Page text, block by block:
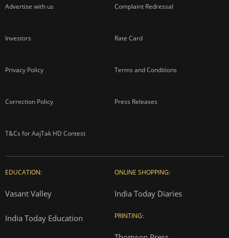
Advertise with us Complaint Redressal
Investors Rate Card
Privacy Policy Terms and Conditions
Correction Policy Press Releases
T&Cs for AajTak HD Contest
EDUCATION:
Vasant Valley
India Today Education
ONLINE SHOPPING:
India Today Diaries
PRINTING: